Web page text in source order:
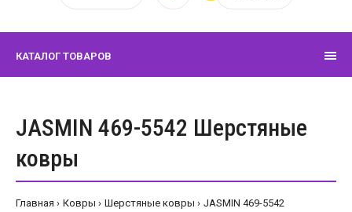
КАТАЛОГ ТОВАРОВ
JASMIN 469-5542 Шерстяные
ковры
Главная Ковры Шерстяные ковры JASMIN 469-5542